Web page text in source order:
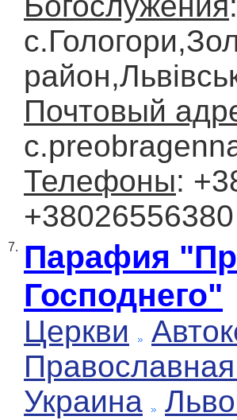
Почтовый
Телефоны:
+38026556380
7. Парафия
Господнего"
Церкви
Украина